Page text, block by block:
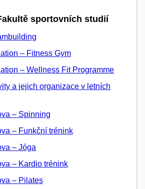
sportovních studií
– Fitness Gym
– Wellness Fit Programme
a jejich organizace v letních
– Spinning
– Funkční trénink
– Jóga
– Kardio trénink
– Pilates